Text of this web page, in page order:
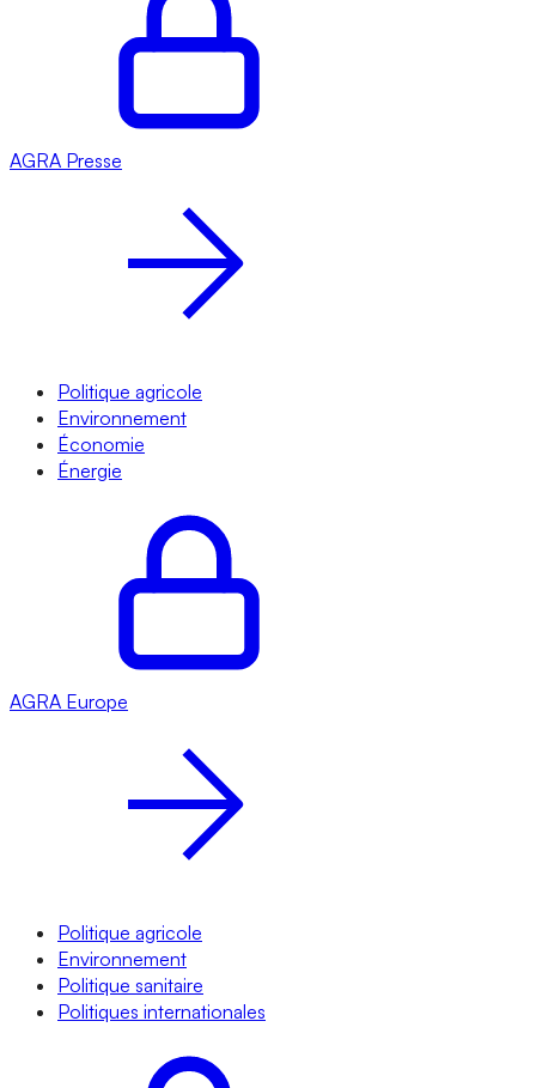
AGRA Presse
Politique agricole
Environnement
Économie
Énergie
AGRA Europe
Politique agricole
Environnement
Politique sanitaire
Politiques internationales